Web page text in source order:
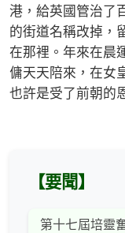
港，給英國管治了
的街道名稱改掉，
在那裡。年來在晨
傭天天陪來，在女
也許是受了前朝的
【要聞】
第十七屆培靈